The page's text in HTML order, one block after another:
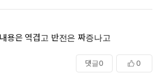
용은 역겹고 반전은 짜증나고
댓글0 0